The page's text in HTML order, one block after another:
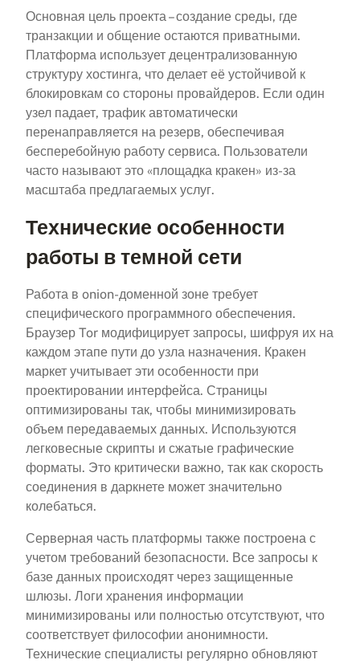
Основная цель проекта – создание среды, где
транзакции и общение остаются приватными.
Платформа использует децентрализованную
структуру хостинга, что делает её устойчивой к
блокировкам со стороны провайдеров. Если один
узел падает, трафик автоматически
перенаправляется на резерв, обеспечивая
бесперебойную работу сервиса. Пользователи
часто называют это «площадка кракен» из-за
масштаба предлагаемых услуг.
Технические особенности
работы в темной сети
Работа в onion-доменной зоне требует
специфического программного обеспечения.
Браузер Tor модифицирует запросы, шифруя их на
каждом этапе пути до узла назначения. Кракен
маркет учитывает эти особенности при
проектировании интерфейса. Страницы
оптимизированы так, чтобы минимизировать
объем передаваемых данных. Используются
легковесные скрипты и сжатые графические
форматы. Это критически важно, так как скорость
соединения в даркнете может значительно
колебаться.
Серверная часть платформы также построена с
учетом требований безопасности. Все запросы к
базе данных происходят через защищенные
шлюзы. Логи хранения информации
минимизированы или полностью отсутствуют, что
соответствует философии анонимности.
Технические специалисты регулярно обновляют